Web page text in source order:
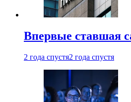
Впервые ставшая
2 года спустя2 года спустя